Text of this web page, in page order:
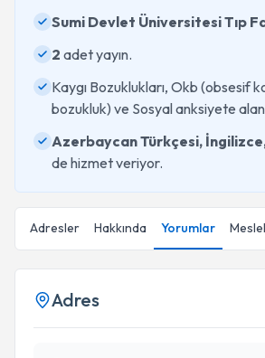
Sumi Devlet Üniversitesi Tıp
2 adet yayın.
Kaygı Bozuklukları, Okb (obsesif
bozukluk) ve Sosyal anksiyete
Azerbaycan Türkçesi,
de hizmet veriyor.
Adresler Hakkında Yorumlar
Adres